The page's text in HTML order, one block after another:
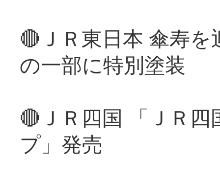
🔴ＪＲ東日本 傘寿
の一部に特別塗装
🔴ＪＲ四国 「ＪＲ
プ」発売